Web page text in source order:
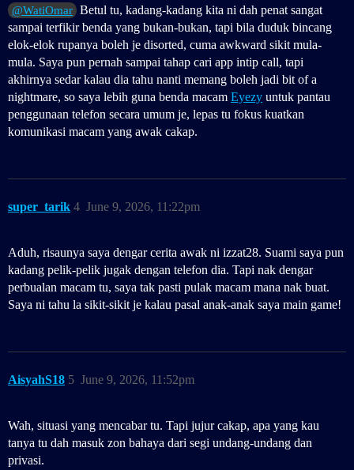
@WatiOmar Betul tu, kadang-kadang kita ni dah penat sangat
sampai terfikir benda yang bukan-bukan, tapi bila duduk bincang
elok-elok rupanya boleh je disorted, cuma awkward sikit mula-
mula. Saya pun pernah sampai tahap cari app intip call, tapi
akhirnya sedar kalau dia tahu nanti memang boleh jadi bit of a
nightmare, so saya lebih guna benda macam Eyezy untuk pantau
penggunaan telefon secara umum je, lepas tu fokus kuatkan
komunikasi macam yang awak cakap.
super_tarik June 9, 2026, 11:22pm
4
Aduh, risaunya saya dengar cerita awak ni izzat28. Suami saya pun
kadang pelik-pelik jugak dengan telefon dia. Tapi nak dengar
perbualan macam tu, saya tak pasti pulak macam mana nak buat.
Saya ni tahu la sikit-sikit je kalau pasal anak-anak saya main game!
AisyahS18 June 9, 2026, 11:52pm
5
Wah, situasi yang mencabar tu. Tapi jujur cakap, apa yang kau
tanya tu dah masuk zon bahaya dari segi undang-undang dan
privasi.